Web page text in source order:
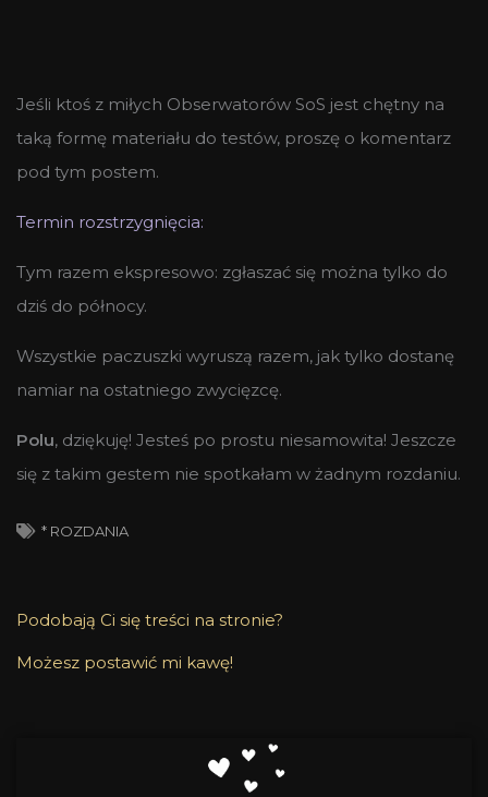
Jeśli ktoś z miłych Obserwatorów SoS jest chętny na
taką formę materiału do testów, proszę o komentarz
pod tym postem.
Termin rozstrzygnięcia:
Tym razem ekspresowo: zgłaszać się można tylko do
dziś do północy.
Wszystkie paczuszki wyruszą razem, jak tylko dostanę
namiar na ostatniego zwycięzcę.
Polu, dziękuję! Jesteś po prostu niesamowita! Jeszcze
się z takim gestem nie spotkałam w żadnym rozdaniu.
* ROZDANIA
Podobają Ci się treści na stronie?
Możesz postawić mi kawę!